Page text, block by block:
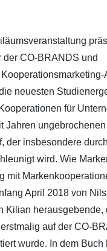
der CO-BRANDS und
neuesten
für
Jahren ungebrochenen
der insbesondere
wird. Wie
mit
April 2018 von
Kilian
auf der CO-
wurde. In dem Buch